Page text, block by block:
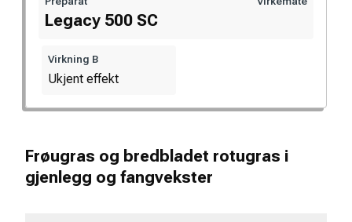
Legacy 500 SC
Virkning B
Ukjent effekt
Frøugras og bredbladet rotugras i
gjenlegg og fangvekster